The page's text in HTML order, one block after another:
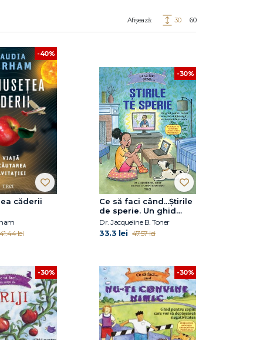
Afișează: 30 60
-40%
căderii
41.44 lei
-30%
Ce să faci când...Știrile
de sperie. Un ghid
pentru copiii care vor
să înțeleagă
evenimentele recente
Dr. Jacqueline B. Toner
33.3 lei 47.57 lei
-30% -30%